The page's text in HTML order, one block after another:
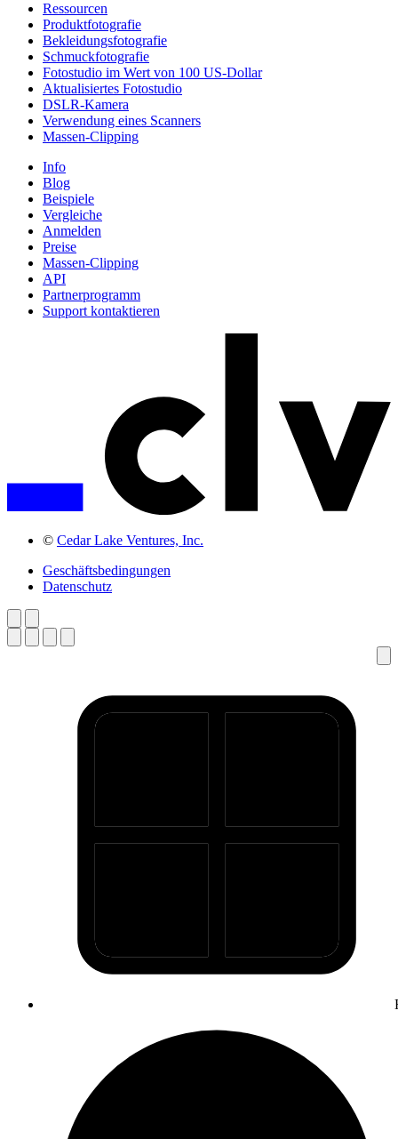
Ressourcen
Produktfotografie
Bekleidungsfotografie
Schmuckfotografie
Fotostudio im Wert von 100 US-Dollar
Aktualisiertes Fotostudio
DSLR-Kamera
Verwendung eines Scanners
Massen-Clipping
Info
Blog
Beispiele
Vergleiche
Anmelden
Preise
Massen-Clipping
API
Partnerprogramm
Support kontaktieren
© Cedar Lake Ventures, Inc.
Geschäftsbedingungen
Datenschutz